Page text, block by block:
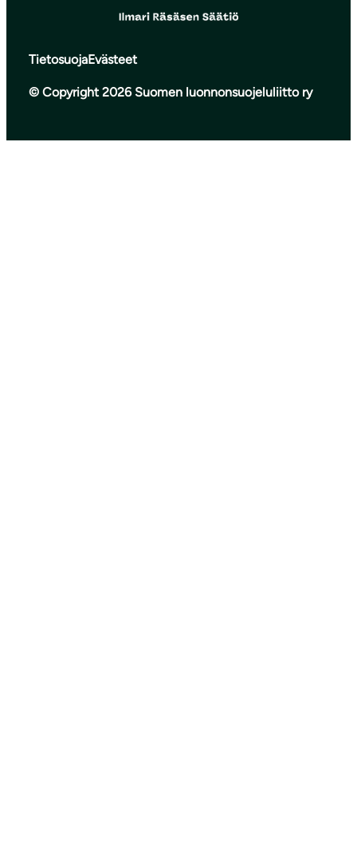
TietosuojaEvästeet
© Copyright 2026 Suomen luonnonsuojeluliitto ry